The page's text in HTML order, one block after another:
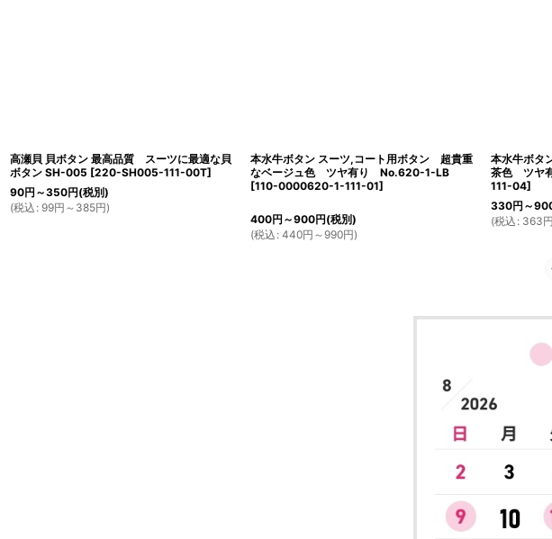
高瀬貝 貝ボタン 最高品質 スーツに最適な貝
ボタン SH-005 [220-SH005-111-00T]
90円 ～350円(税別)
(税込 : 99円 ～385円)
本水牛ボタン スーツ,コート用ボタン 超貴重
なベージュ色 ツヤ有り No.620-1-LB
[110-0000620-1-111-01]
400円 ～900円(税別)
(税込 : 440円 ～990円)
本水牛ボタ
茶色 ツヤ
111-04]
330円 ～
(税込 : 363円